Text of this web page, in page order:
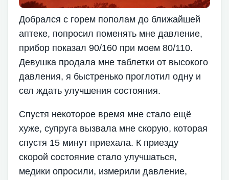
Добрался с горем пополам до ближайшей
аптеке, попросил поменять мне давление,
прибор показал 90/160 при моем 80/110.
Девушка продала мне таблетки от высокого
давления, я быстренько проглотил одну и
сел ждать улучшения состояния.
Спустя некоторое время мне стало ещё
хуже, супруга вызвала мне скорую, которая
спустя 15 минут приехала. К приезду
скорой состояние стало улучшаться,
медики опросили, измерили давление,